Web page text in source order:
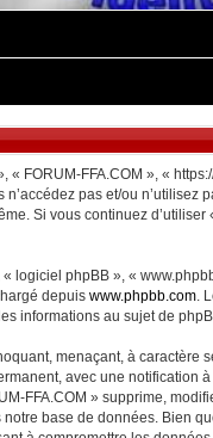
FORUM-FFA.COM », «
pas et/ou
Si vous continuez
phpBB », «
depuis www.phpbb.com.
informations au sujet de
menaçant, à
avec une
FFA.COM » supprime,
base de données. Bien